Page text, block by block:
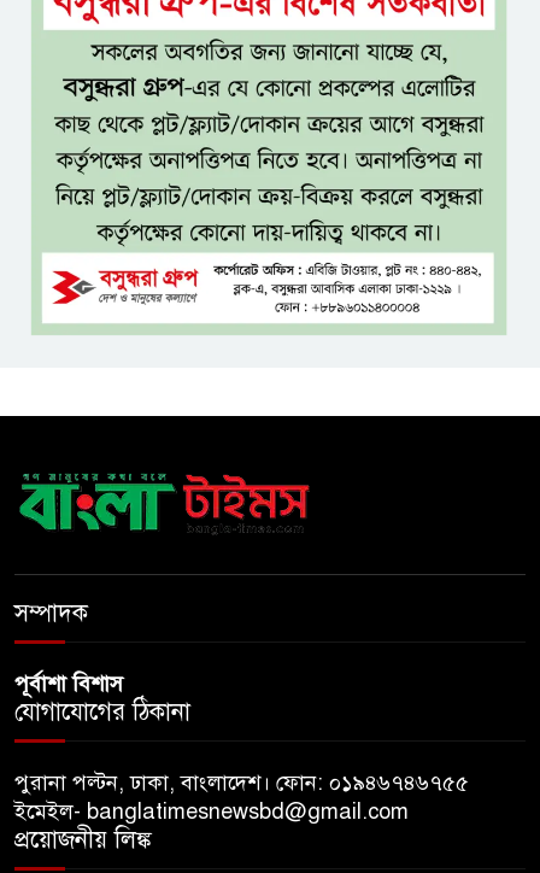
২৩ লাখ টাকার আর্থিক অনুদানের
চেক বিতরণ
ধলেশ্বরী থেকে অবৈধ বালু উত্তোলন,
হুমকিতে শামসুল হক সেতু
বঙ্গভবনের নতুন বাসিন্দা কি মির্জা
ফখরুল? বিএনপিতে জোর
আলোচনা, সিদ্ধান্ত নেবেন তারেক
রহমান
বাংলাদেশে এলো থাইল্যান্ডের শীর্ষ
কফি ব্র্যান্ড ‘ক্যাফে আমাজন
সম্পাদক
পূর্বাশা বিশাস
যোগাযোগের ঠিকানা
পুরানা পল্টন, ঢাকা, বাংলাদেশ। ফোন: ০১৯৪৬৭৪৬৭৫৫
ইমেইল- banglatimesnewsbd@gmail.com
প্রয়োজনীয় লিঙ্ক